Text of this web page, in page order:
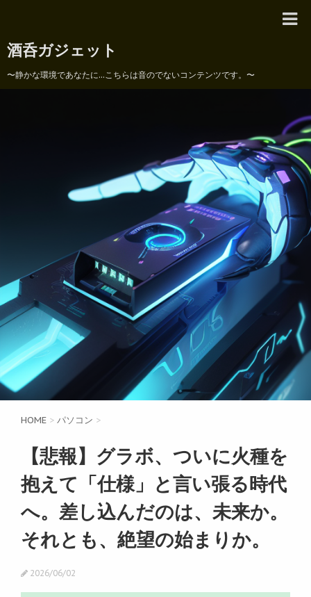
酒呑ガジェット
〜静かな環境であなたに...こちらは音のでないコンテンツです。〜
HOME > パソコン >
【悲報】グラボ、ついに火種を
抱えて「仕様」と言い張る時代
へ。差し込んだのは、未来か。
それとも、絶望の始まりか。
2026/06/02